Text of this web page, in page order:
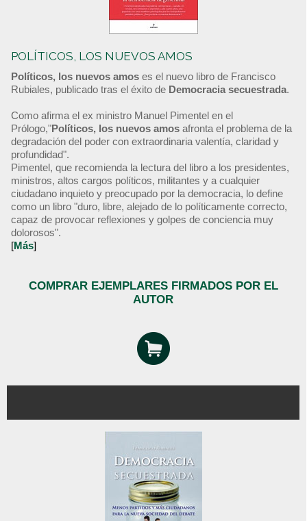
POLÍTICOS, LOS NUEVOS AMOS
Políticos, los nuevos amos es el nuevo libro de Francisco
Rubiales, publicado tras el éxito de Democracia secuestrada.
Como afirma el ex ministro Manuel Pimentel en el
Prólogo,"Políticos, los nuevos amos afronta el problema de la
degradación del poder con extraordinaria valentía, claridad y
profundidad".
Pimentel, que recomienda la lectura del libro a los presidentes,
ministros, altos cargos políticos, militantes y a cualquier
ciudadano inquieto y preocupado por la democracia, lo define
como un libro "duro, libre, alejado de lo políticamente correcto,
capaz de provocar reflexiones y golpes de conciencia muy
dolorosos".
[Más]
COMPRAR EJEMPLARES FIRMADOS POR EL
AUTOR